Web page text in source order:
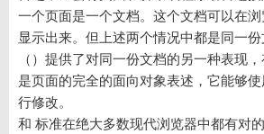
一个页面是一个文档。这个文档可以在
显示出来。但上述两个情况中都是同一
（）提供了对同一份文档的另一种表现，
是页面的完全的面向对象表述，它能够
行修改。
和 标准在绝大多数现代浏览器中都有对